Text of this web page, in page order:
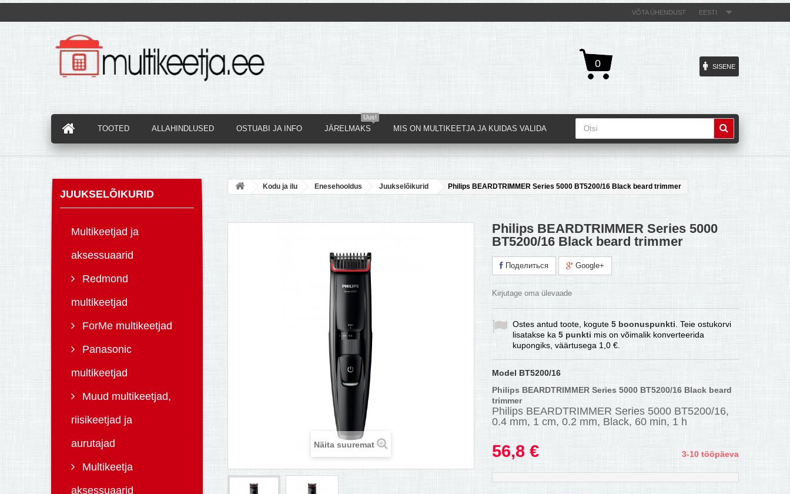
EESTI
VÕTA ÜHENDUST
0 SISENE
TOOTED ALLAHINDLUSED OSTUABI JA INFO
Uus!
JÄRELMAKS MIS ON MULTIKEETJA JA KUIDAS VALIDA
JUUKSELÕIKURID
Multikeetjad ja
aksessuaarid
Redmond
multikeetjad
ForMe multikeetjad
Panasonic
multikeetjad
Muud multikeetjad,
riisikeetjad ja
aurutajad
Multikeetja
aksessuaarid
Kodu ja ilu Enesehooldus Juukselõikurid Philips BEARDTRIMMER Series 5000 BT5200/16 Black beard trimmer
Näita suuremat
Philips BEARDTRIMMER Series 5000
BT5200/16 Black beard trimmer
Поделиться Google+
Kirjutage oma ülevaade
Ostes antud toote, kogute 5 boonuspunkti . Teie ostukorvi
lisatakse ka 5 punkti mis on võimalik konverteerida
kupongiks, väärtusega 1,0 €
Model BT5200/16
Philips BEARDTRIMMER Series 5000 BT5200/16 Black beard
trimmer
Philips BEARDTRIMMER Series 5000 BT5200/16,
0.4 mm, 1 cm, 0.2 mm, Black, 60 min, 1 h
56,8 € 3-10 tööpäeva